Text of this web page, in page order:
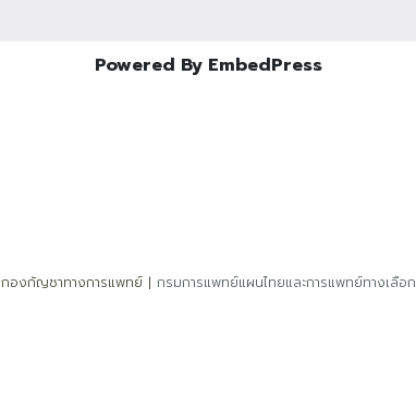
Powered By EmbedPress
กองกัญชาทางการแพทย์ | กรมการแพทย์แผนไทยและการแพทย์ทางเลือก